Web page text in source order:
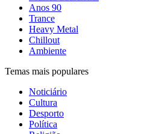
Anos 90
Trance
Heavy Metal
Chillout
Ambiente
Temas mais populares
Noticiário
Cultura
Desporto
Política